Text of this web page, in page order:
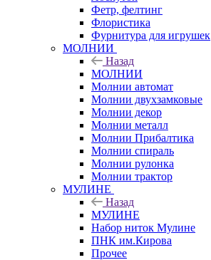
Фетр, фелтинг
Флористика
Фурнитура для игрушек
МОЛНИИ
Назад
МОЛНИИ
Молнии автомат
Молнии двухзамковые
Молнии декор
Молнии металл
Молнии Прибалтика
Молнии спираль
Молнии рулонка
Молнии трактор
МУЛИНЕ
Назад
МУЛИНЕ
Набор ниток Мулине
ПНК им.Кирова
Прочее